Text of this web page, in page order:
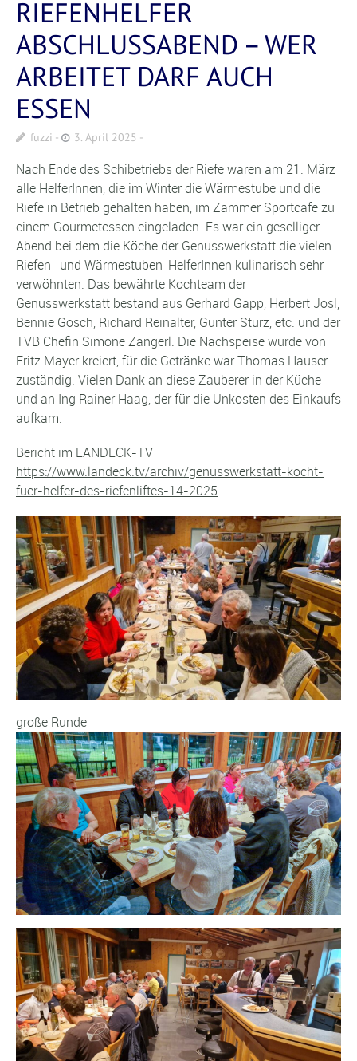
RIEFENHELFER
ABSCHLUSSABEND – WER
ARBEITET DARF AUCH
ESSEN
fuzzi 3. April 2025
Nach Ende des Schibetriebs der Riefe waren am 21. März
alle HelferInnen, die im Winter die Wärmestube und die
Riefe in Betrieb gehalten haben, im Zammer Sportcafe zu
einem Gourmetessen eingeladen. Es war ein geselliger
Abend bei dem die Köche der Genusswerkstatt die vielen
Riefen- und Wärmestuben-HelferInnen kulinarisch sehr
verwöhnten. Das bewährte Kochteam der
Genusswerkstatt bestand aus Gerhard Gapp, Herbert Josl,
Bennie Gosch, Richard Reinalter, Günter Stürz, etc. und der
TVB Chefin Simone Zangerl. Die Nachspeise wurde von
Fritz Mayer kreiert, für die Getränke war Thomas Hauser
zuständig. Vielen Dank an diese Zauberer in der Küche
und an Ing Rainer Haag, der für die Unkosten des Einkaufs
aufkam.
Bericht im LANDECK-TV
https://www.landeck.tv/archiv/genusswerkstatt-kocht-
fuer-helfer-des-riefenliftes-14-2025
große Runde